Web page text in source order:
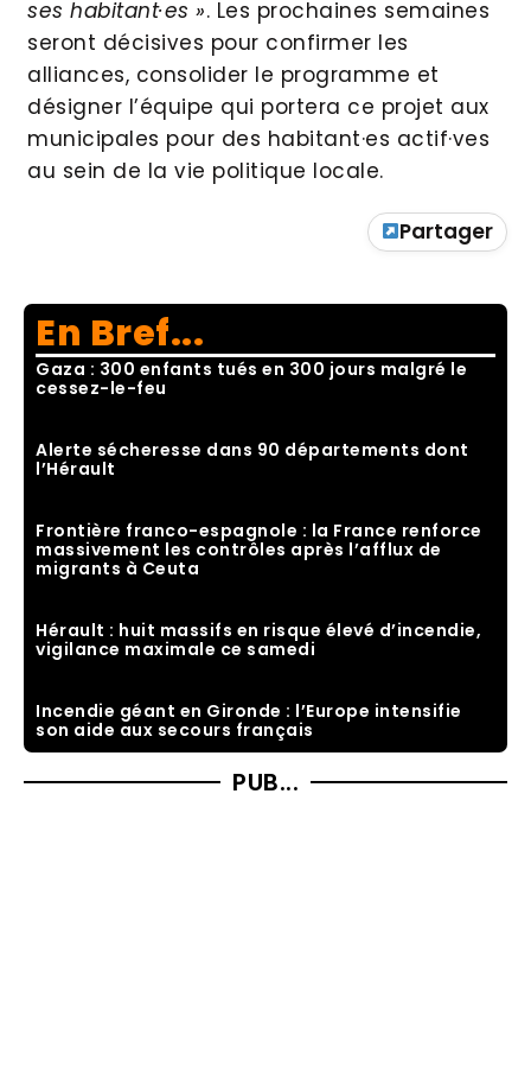
ses habitant·es ». Les prochaines semaines
seront décisives pour confirmer les
alliances, consolider le programme et
désigner l’équipe qui portera ce projet aux
municipales pour des habitant·es actif·ves
au sein de la vie politique locale.
Partager
En Bref...
Gaza : 300 enfants tués en 300 jours malgré le
cessez-le-feu
Alerte sécheresse dans 90 départements dont
l’Hérault
Frontière franco-espagnole : la France renforce
massivement les contrôles après l’afflux de
migrants à Ceuta
Hérault : huit massifs en risque élevé d’incendie,
vigilance maximale ce samedi
Incendie géant en Gironde : l’Europe intensifie
son aide aux secours français
PUB...